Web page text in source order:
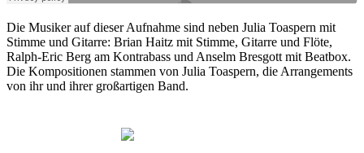
Die Musiker auf dieser Aufnahme sind neben Julia Toaspern mit
Stimme und Gitarre: Brian Haitz mit Stimme, Gitarre und Flöte,
Ralph-Eric Berg am Kontrabass und Anselm Bresgott mit Beatbox.
Die Kompositionen stammen von Julia Toaspern, die Arrangements
von ihr und ihrer großartigen Band.